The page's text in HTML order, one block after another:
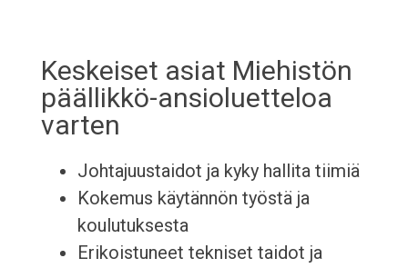
Keskeiset asiat Miehistön
päällikkö-ansioluetteloa
varten
Johtajuustaidot ja kyky hallita tiimiä
Kokemus käytännön työstä ja
koulutuksesta
Erikoistuneet tekniset taidot ja